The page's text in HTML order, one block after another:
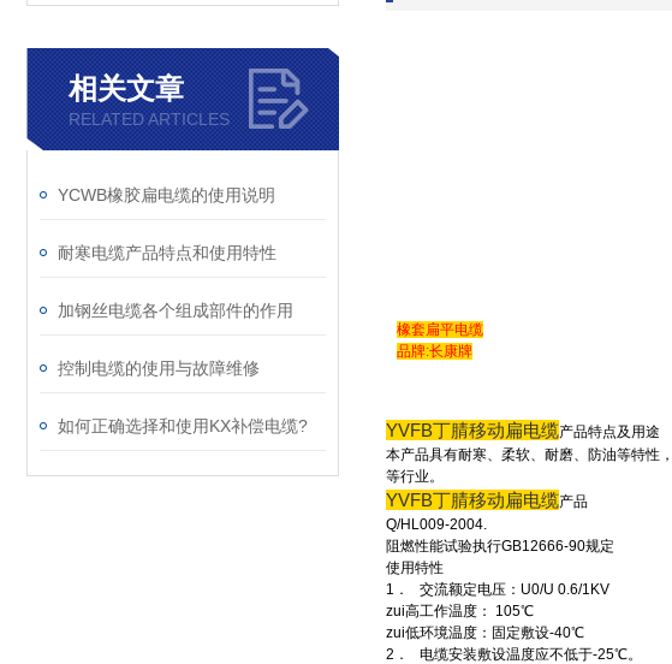
相关文章
RELATED ARTICLES
YCWB橡胶扁电缆的使用说明
耐寒电缆产品特点和使用特性
加钢丝电缆各个组成部件的作用
控制电缆的使用与故障维修
如何正确选择和使用KX补偿电缆?
橡套扁平电缆
品牌:长康牌
YVFB丁腈移动扁电缆产品特点及用途
本产品具有耐寒、柔软、耐磨、防油等特性
等行业。
YVFB丁腈移动扁电缆产品
Q/HL009-2004.
阻燃性能试验执行GB12666-90规定
使用特性
1． 交流额定电压：U0/U 0.6/1KV
zui高工作温度： 105℃
zui低环境温度：固定敷设-40℃
2． 电缆安装敷设温度应不低于-25℃。